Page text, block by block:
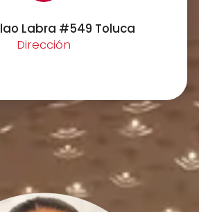
Labra #549 Toluca
Dirección